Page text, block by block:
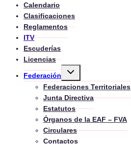
Calendario
Clasificaciones
Reglamentos
ITV
Escuderías
Licencias
Federación
Alternar
menú
hijo
Federaciones Territoriales
Junta Directiva
Estatutos
Órganos de la EAF – FVA
Circulares
Contactos